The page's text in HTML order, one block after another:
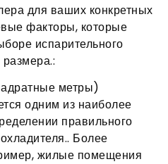
для ваших конкретных
факторы, которые
испарительного
метры)
одним из наиболее
правильного
Более
жилые помещения